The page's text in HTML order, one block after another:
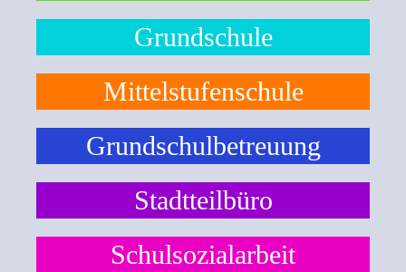
Grundschule
Mittelstufenschule
Grundschulbetreuung
Stadtteilbüro
Schulsozialarbeit